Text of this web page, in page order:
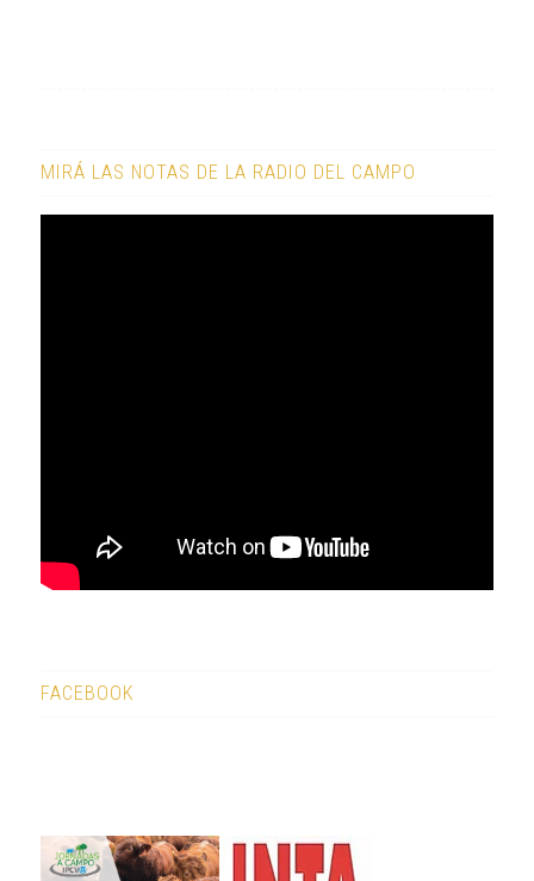
MIRÁ LAS NOTAS DE LA RADIO DEL CAMPO
FACEBOOK